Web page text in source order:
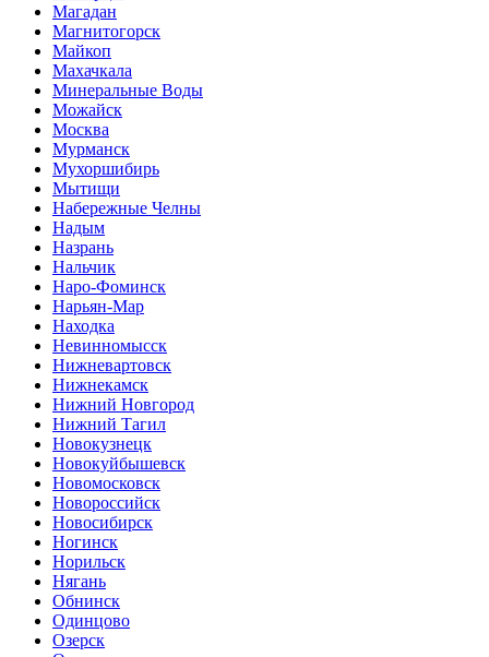
Магадан
Магнитогорск
Майкоп
Махачкала
Минеральные Воды
Можайск
Москва
Мурманск
Мухоршибирь
Мытищи
Набережные Челны
Надым
Назрань
Нальчик
Наро-Фоминск
Нарьян-Мар
Находка
Невинномысск
Нижневартовск
Нижнекамск
Нижний Новгород
Нижний Тагил
Новокузнецк
Новокуйбышевск
Новомосковск
Новороссийск
Новосибирск
Ногинск
Норильск
Нягань
Обнинск
Одинцово
Озерск